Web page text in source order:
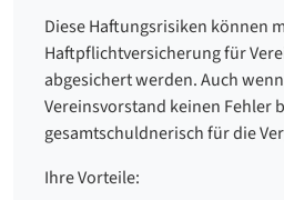
Diese Haftungsrisiken können
Haftpflichtversicherung für
abgesichert werden. Auch
Vereinsvorstand keinen Fehler
gesamtschuldnerisch für die
Ihre Vorteile: